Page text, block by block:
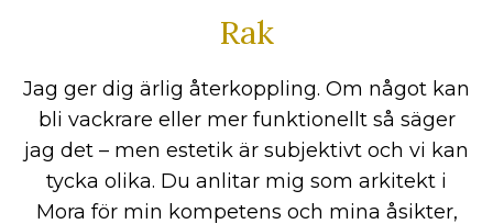
Rak
Jag ger dig ärlig återkoppling. Om något kan
bli vackrare eller mer funktionellt så säger
jag det – men estetik är subjektivt och vi kan
tycka olika. Du anlitar mig som arkitekt i
Mora för min kompetens och mina åsikter,